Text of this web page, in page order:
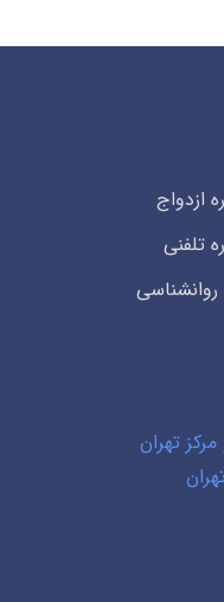
ازدواج
تلفنی
تهران